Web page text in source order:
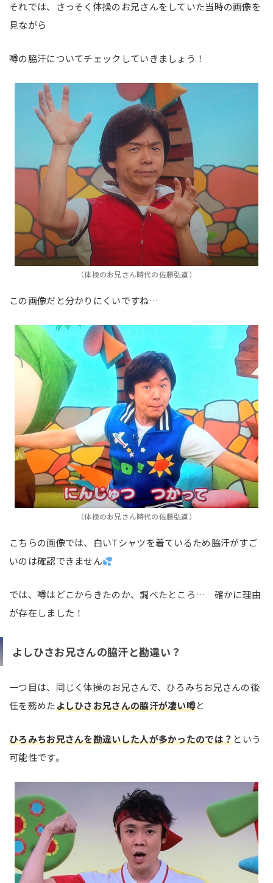
それでは、さっそく体操のお兄さんをしていた当時の画像を
見ながら
噂の脇汗についてチェックしていきましょう！
（体操のお兄さん時代の佐藤弘道）
この画像だと分かりにくいですね…
（体操のお兄さん時代の佐藤弘道）
こちらの画像では、白いTシャツを着ているため脇汗がすご
いのは確認できません
では、噂はどこからきたのか、調べたところ… 確かに理由
が存在しました！
よしひさお兄さんの脇汗と勘違い？
一つ目は、同じく体操のお兄さんで、ひろみちお兄さんの後
任を務めたよしひさお兄さんの脇汗が凄い噂と
ひろみちお兄さんを勘違いした人が多かったのでは？という
可能性です。